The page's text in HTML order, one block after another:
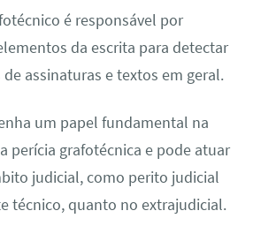
é responsável por
da escrita para detectar
assinaturas e textos em geral.
um papel fundamental na
perícia grafotécnica e pode atuar
judicial, como perito judicial
técnico, quanto no extrajudicial.